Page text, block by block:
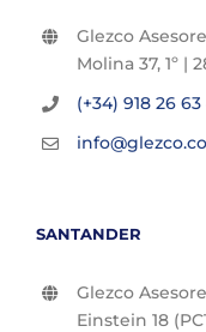
Glezco
Molina 37, 1º |
(+34) 918 26
SANTANDER
Glezco
Einstein 18